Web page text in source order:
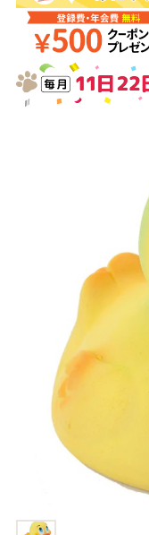
ドッグフード
美容・ケア用品
アフターサービス
商品リクエスト